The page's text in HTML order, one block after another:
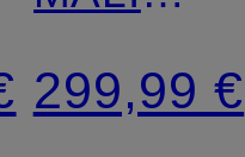
Regular
Fit
299,99 €